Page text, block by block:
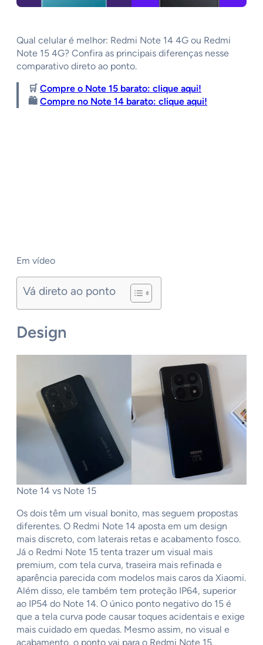
Qual celular é melhor: Redmi Note 14 4G ou Redmi
Note 15 4G? Confira as principais diferenças nesse
comparativo direto ao ponto.
🛒 Compre o Note 15 barato: clique aqui!
🛍️ Compre no Note 14 barato: clique aqui!
Em vídeo
Vá direto ao ponto
Design
Note 14 vs Note 15
Os dois têm um visual bonito, mas seguem propostas
diferentes. O Redmi Note 14 aposta em um design
mais discreto, com laterais retas e acabamento fosco.
Já o Redmi Note 15 tenta trazer um visual mais
premium, com tela curva, traseira mais refinada e
aparência parecida com modelos mais caros da Xiaomi.
Além disso, ele também tem proteção IP64, superior
ao IP54 do Note 14. O único ponto negativo do 15 é
que a tela curva pode causar toques acidentais e exige
mais cuidado em quedas. Mesmo assim, no visual e
acabamento, o ponto vai para o Redmi Note 15.